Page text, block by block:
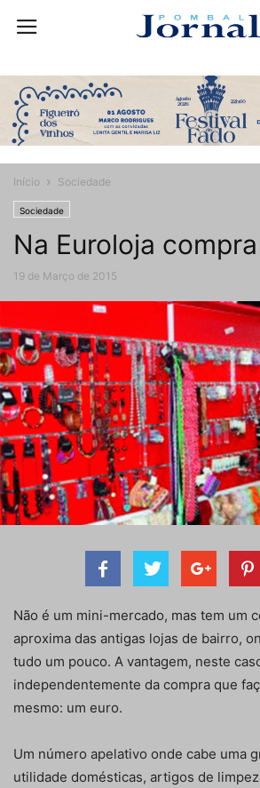
Início Sociedade
Sociedade
Na Euroloja
19 de Março de 2015
Não é um mini-mercado, mas tem um
aproxima das antigas lojas de bairro,
tudo um pouco. A vantagem, neste
independentemente da compra que
mesmo: um euro.
Um número apelativo onde cabe uma
utilidade domésticas, artigos de